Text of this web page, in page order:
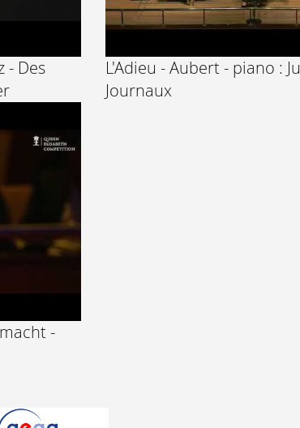
- Des
L'Adieu - Aubert - piano :
Journaux
-